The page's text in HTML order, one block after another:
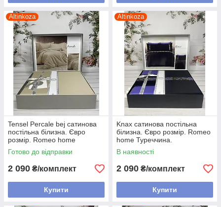
Altinkoza
Tensel Percale bej сатинова
постільна білизна. Євро
розмір. Romeo home
Туреччина.
Готово до відправки
2 090 ₴/комплект
Купити
Altinkoza
Knax сатинова постільна
білизна. Євро розмір. Romeo
home Туреччина.
В наявності
2 090 ₴/комплект
Купити